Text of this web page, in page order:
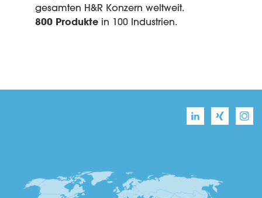
gesamten H&R Konzern weltweit.
800 Produkte in 100 Industrien.